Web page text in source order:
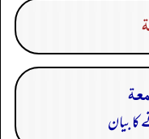
بیان